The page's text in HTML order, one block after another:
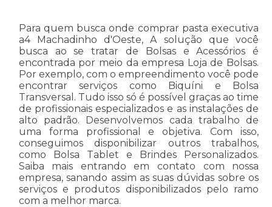
Para quem busca onde comprar pasta executiva
a4 Machadinho d'Oeste, A solução que você
busca ao se tratar de Bolsas e Acessórios é
encontrada por meio da empresa Loja de Bolsas.
Por exemplo, com o empreendimento você pode
encontrar serviços como Biquíni e Bolsa
Transversal. Tudo isso só é possível graças ao time
de profissionais especializados e as instalações de
alto padrão. Desenvolvemos cada trabalho de
uma forma profissional e objetiva. Com isso,
conseguimos disponibilizar outros trabalhos,
como Bolsa Tablet e Brindes Personalizados.
Saiba mais entrando em contato com nossa
empresa, sanando assim as suas dúvidas sobre os
serviços e produtos disponibilizados pelo ramo
com a melhor marca.